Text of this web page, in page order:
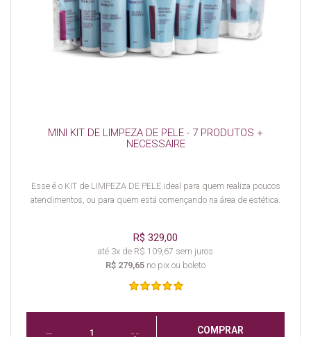
MINI KIT DE LIMPEZA DE PELE - 7 PRODUTOS +
NECESSAIRE
Esse é o KIT de LIMPEZA DE PELE ideal para quem realiza poucos
atendimentos, ou para quem está començando na área de estética.
R$ 329,00
até 3x de R$ 109,67 sem juros
R$ 279,65 no pix ou boleto
COMPRAR